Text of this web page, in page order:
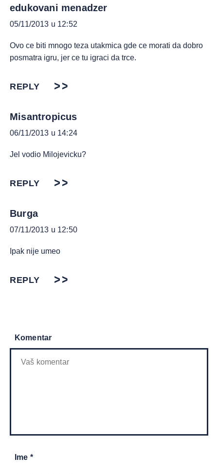
edukovani menadzer
05/11/2013 u 12:52
Ovo ce biti mnogo teza utakmica gde ce morati da dobro
posmatra igru, jer ce tu igraci da trce.
REPLY
Misantropicus
06/11/2013 u 14:24
Jel vodio Milojevicku?
REPLY
Burga
07/11/2013 u 12:50
Ipak nije umeo
REPLY
Komentar
Ime *